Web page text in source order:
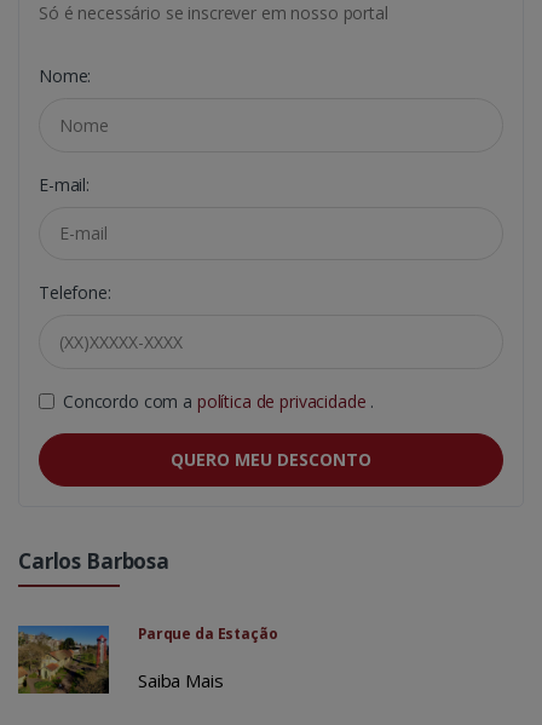
Só é necessário se inscrever em nosso portal
Nome:
E-mail:
Telefone:
Concordo com a política de privacidade .
QUERO MEU DESCONTO
Carlos Barbosa
Parque da Estação
Saiba Mais